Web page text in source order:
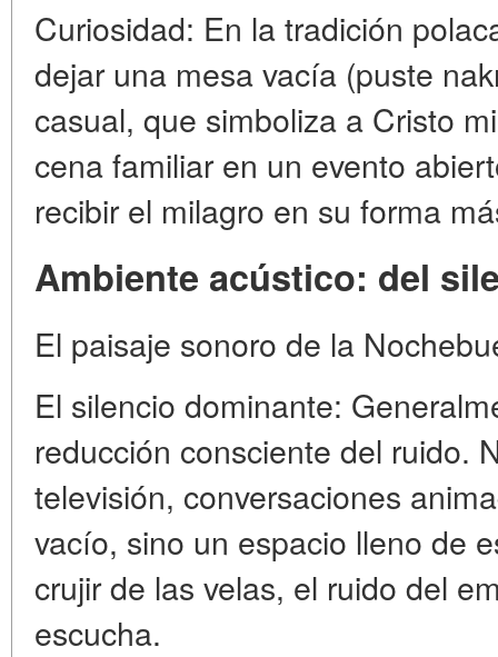
Curiosidad: En la tradición
dejar una mesa vacía (puste
casual, que simboliza a Cristo
cena familiar en un evento
recibir el milagro en su forma
Ambiente acústico: del
El paisaje sonoro de la
El silencio dominante:
reducción consciente del ruido.
televisión, conversaciones
vacío, sino un espacio lleno de
crujir de las velas, el ruido del
escucha.